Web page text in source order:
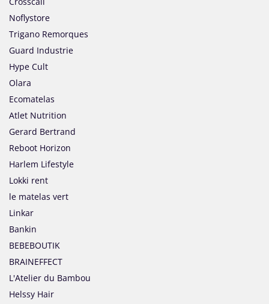
Noflystore
Trigano Remorques
Guard Industrie
Hype Cult
Olara
Ecomatelas
Atlet Nutrition
Gerard Bertrand
Reboot Horizon
Harlem Lifestyle
Lokki rent
le matelas vert
Linkar
Bankin
BEBEBOUTIK
BRAINEFFECT
L'Atelier du Bambou
Helssy Hair